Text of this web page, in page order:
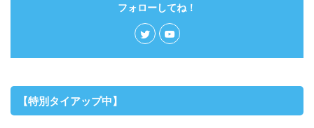
フォローしてね！
【特別タイアップ中】